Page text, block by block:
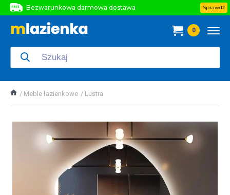
Bezwarunkowa darmowa dostawa
Bezwarunkowa darmowa dostawa
Sprawdź
0
Meble łazienkowe Lustra